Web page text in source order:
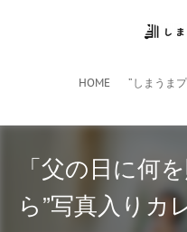
HOME
「父の日に何
ら”写真入りカ